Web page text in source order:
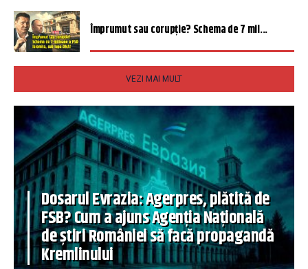
Împrumut sau corupție? Schema de 7 mil...
VEZI MAI MULT
Dosarul Evrazia: Agerpres, plătită de
FSB? Cum a ajuns Agenția Națională
de știri României să facă propagandă
Kremlinului